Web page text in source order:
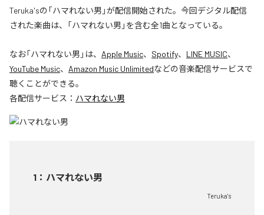
Teruka'sの「ハマれない男」が配信開始された。今回デジタル配信
された楽曲は、「ハマれない男」を含む全1曲となっている。
なお「ハマれない男 」は、 Apple Music、 Spotify、 LINE MUSIC、
YouTube Music、 Amazon Music Unlimitedなどの音楽配信サービスで
聴くことができる。
各配信サービス： ハマれない男
1 ： ハマれない男
Teruka's